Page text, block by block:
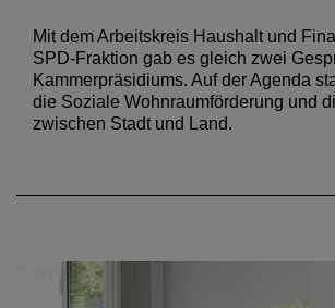
Mit dem Arbeitskreis Haushalt und
SPD-Fraktion gab es gleich zwei
Kammerpräsidiums. Auf der Agenda
die Soziale Wohnraumförderung und
zwischen Stadt und Land.